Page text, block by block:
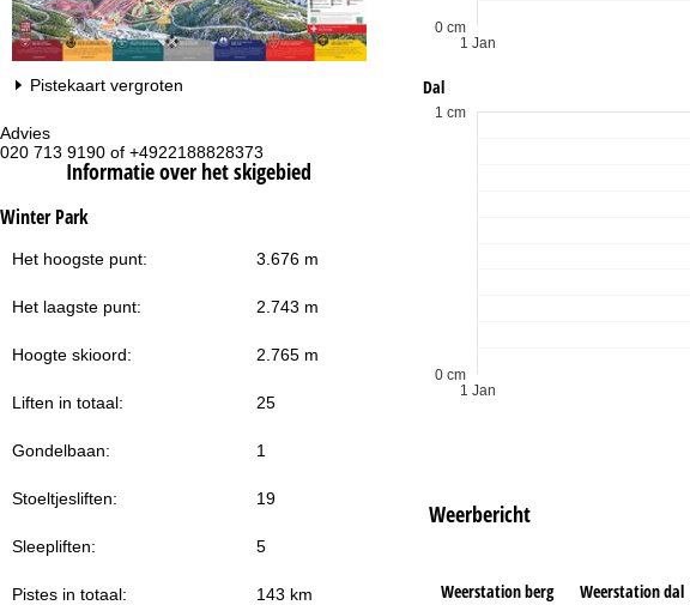
Advies
020 713 9190 of +4922188828373
Pistekaart vergroten
Informatie over het skigebied
Winter Park
Het hoogste punt: 3.676 m
Het laagste punt: 2.743 m
Hoogte skioord: 2.765 m
Liften in totaal: 25
Gondelbaan: 1
Stoeltjesliften: 19
Sleepliften: 5
Pistes in totaal: 143 km
1 Jan
0 cm
Dal
1 Jan
0 cm
1 cm
Weerbericht
Weerstation berg Weerstation dal